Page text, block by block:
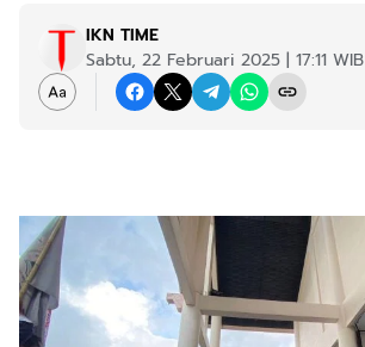
IKN TIME
Sabtu, 22 Februari 2025 | 17:11 WIB